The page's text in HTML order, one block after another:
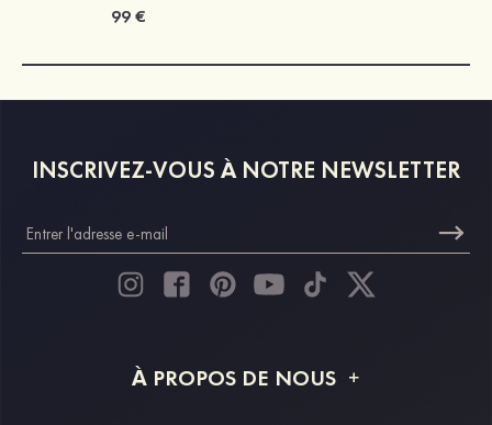
99 €
INSCRIVEZ-VOUS À NOTRE NEWSLETTER
À PROPOS DE NOUS